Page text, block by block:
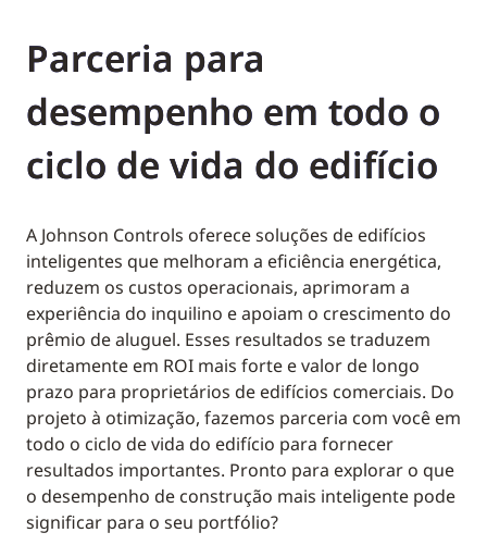
Parceria para
desempenho em todo o
ciclo de vida do edifício
A Johnson Controls oferece soluções de edifícios
inteligentes que melhoram a eficiência energética,
reduzem os custos operacionais, aprimoram a
experiência do inquilino e apoiam o crescimento do
prêmio de aluguel. Esses resultados se traduzem
diretamente em ROI mais forte e valor de longo
prazo para proprietários de edifícios comerciais. Do
projeto à otimização, fazemos parceria com você em
todo o ciclo de vida do edifício para fornecer
resultados importantes. Pronto para explorar o que
o desempenho de construção mais inteligente pode
significar para o seu portfólio?